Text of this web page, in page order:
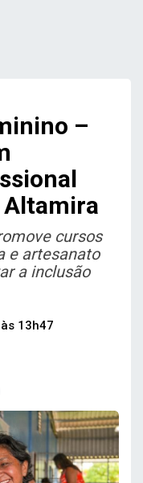
–
Altamira
cursos
e artesanato
a inclusão
13h47